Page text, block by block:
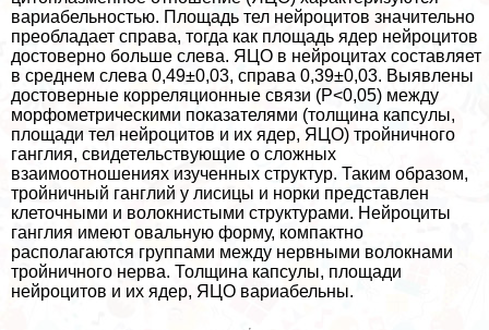
вариабельностью. Площадь тел нейроцитов значительно
преобладает справа, тогда как площадь ядер нейроцитов
достоверно больше слева. ЯЦО в нейроцитах составляет
в среднем слева 0,49±0,03, справа 0,39±0,03. Выявлены
достоверные корреляционные связи (Р<0,05) между
морфометрическими показателями (толщина капсулы,
площади тел нейроцитов и их ядер, ЯЦО) тройничного
ганглия, свидетельствующие о сложных
взаимоотношениях изученных структур. Таким образом,
тройничный ганглий у лисицы и норки представлен
клеточными и волокнистыми структурами. Нейроциты
ганглия имеют овальную форму, компактно
располагаются группами между нервными волокнами
тройничного нерва. Толщина капсулы, площади
нейроцитов и их ядер, ЯЦО вариабельны.